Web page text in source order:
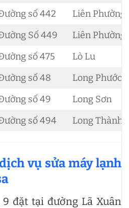
số 442
Liên Phường
Số 449
Liên Phường
số 475
Lò Lu
số 48
Long Phước
số 49
Long Sơn
số 494 Long Thành
vụ sửa máy lạnh
đặt tại đường Lã Xuân